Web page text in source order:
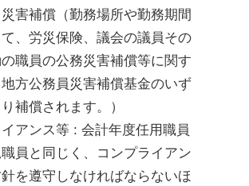
害補償（勤務場所や勤務期間
、労災保険、議会の議員その
職員の公務災害補償等に関す
方公務員災害補償基金のいず
補償されます。）
アンス等 : 会計年度任用職員
員と同じく、コンプライアン
を遵守しなければならないほ